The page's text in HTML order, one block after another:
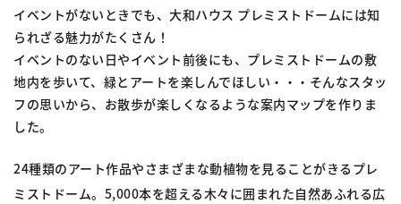
イベントがないときでも、大和ハウス プレミストドームには知
られざる魅力がたくさん！
イベントのない日やイベント前後にも、プレミストドームの敷
地内を歩いて、緑とアートを楽しんでほしい・・・そんなスタッ
フの思いから、お散歩が楽しくなるような案内マップを作りま
した。
24種類のアート作品やさまざまな動植物を見ることがきるプレ
ミストドーム。5,000本を超える木々に囲まれた自然あふれる広